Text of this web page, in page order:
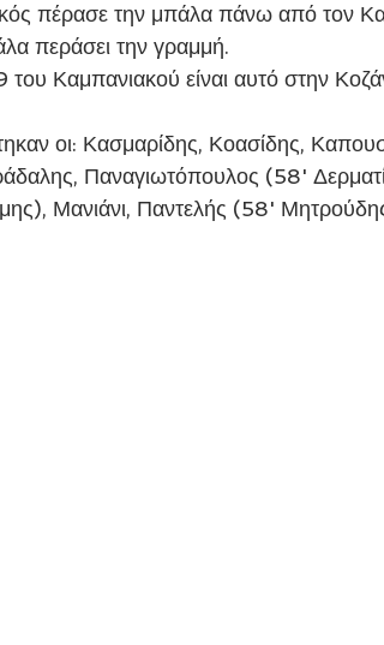
πέρασε την μπάλα πάνω από τον
περάσει την γραμμή.
Παναγιωτόπουλος (58'
Μανιάνι, Παντελής (58'